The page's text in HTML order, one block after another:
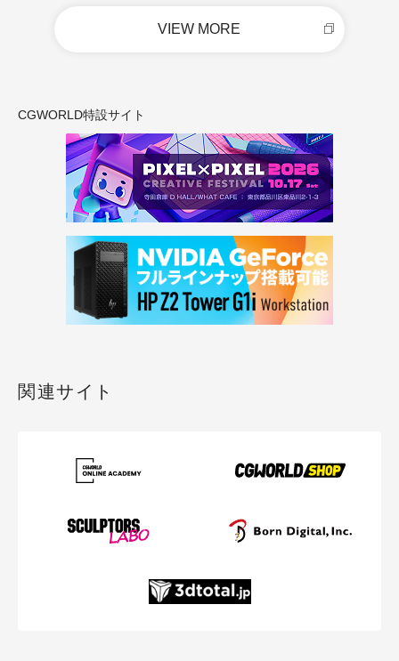
VIEW MORE
CGWORLD特設サイト
関連サイト